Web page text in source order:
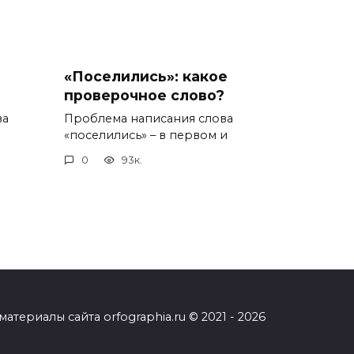
«Поселились»: какое
проверочное слово?
Проблема написания слова
«поселились» – в первом и
0 93к.
сайта orfographia.ru © 2021 - 2026